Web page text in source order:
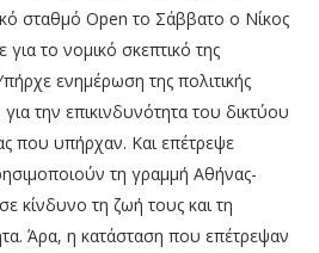
σταθμό Open το Σάββατο ο Νίκος
το νομικό σκεπτικό της
ενημέρωση της πολιτικής
την επικινδυνότητα του δικτύου
που υπήρχαν. Και επέτρεψε
τη γραμμή Αθήνας-
κίνδυνο τη ζωή τους και τη
Άρα, η κατάσταση που επέτρεψαν